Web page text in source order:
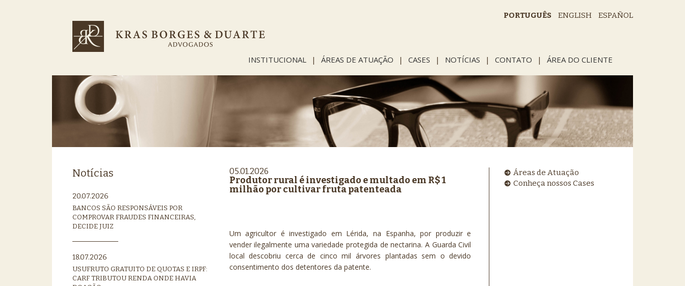
PORTUGUÊS ENGLISH ESPAÑOL
INSTITUCIONAL | ÁREAS DE ATUAÇÃO | CASES | NOTÍCIAS | CONTATO | ÁREA DO CLIENTE
Notícias
20.07.2026
BANCOS SÃO RESPONSÁVEIS POR
COMPROVAR FRAUDES FINANCEIRAS,
DECIDE JUIZ
18.07.2026
USUFRUTO GRATUITO DE QUOTAS E IRPF:
CARF TRIBUTOU RENDA ONDE HAVIA
05.01.2026
Produtor rural é investigado e multado em R$ 1
milhão por cultivar fruta patenteada
Um agricultor é investigado em Lérida, na Espanha, por produzir e
vender ilegalmente uma variedade protegida de nectarina. A Guarda Civil
local descobriu cerca de cinco mil árvores plantadas sem o devido
consentimento dos detentores da patente.
Áreas de Atuação
Conheça nossos Cases